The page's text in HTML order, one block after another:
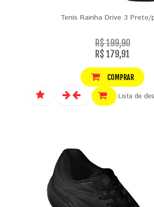
Tenis Rainha Drive 3 Preto/
R$ 199,90
R$ 179,91
COMPRAR
Lista de